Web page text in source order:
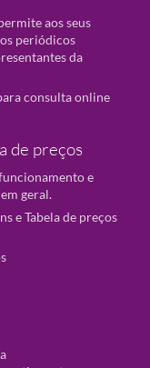
aos seus
periódicos
da
consulta online
de preços
e
geral.
e Tabela de preços